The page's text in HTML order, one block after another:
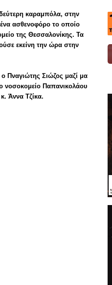
καραμπόλα, στην
ασθενοφόρο το οποίο
της Θεσσαλονίκης. Τα
εκείνη την ώρα στην
Πναγιώτης Σιώζος μαζί μα
νοσοκομείο Παπανικολάου
Άννα Τζίκα.